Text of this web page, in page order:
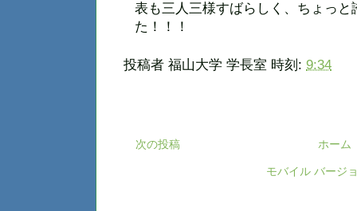
表も三人三様すばらしく、ちょっ
た！！！
投稿者 福山大学 学長室 時刻: 9:34
次の投稿 ホーム
モバイル バージ